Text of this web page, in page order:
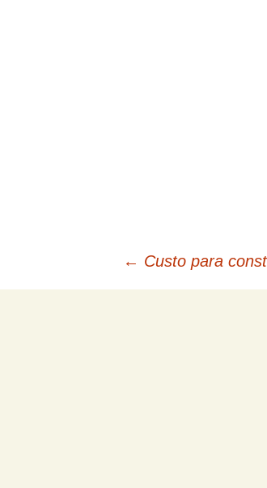
Navegação
← Custo para